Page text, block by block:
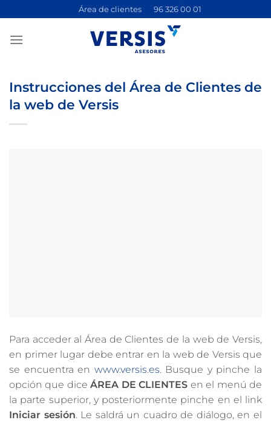
contenido
Área de clientes 96 326 00 01
Instrucciones del Área de Clientes de
la web de Versis
Para acceder al Área de Clientes de la web de Versis,
en primer lugar debe entrar en la web de Versis que
se encuentra en www.versis.es. Busque y pinche la
opción que diceÁREA DE CLIENTES en el menú de
la parte superior, y posteriormente pinche en el link
Iniciar sesión. Le saldrá un cuadro de diálogo, en el